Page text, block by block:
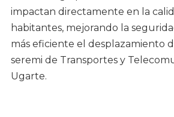
impactan directamente en la
habitantes, mejorando la
más eficiente el desplazamiento
seremi de Transportes y
Ugarte.